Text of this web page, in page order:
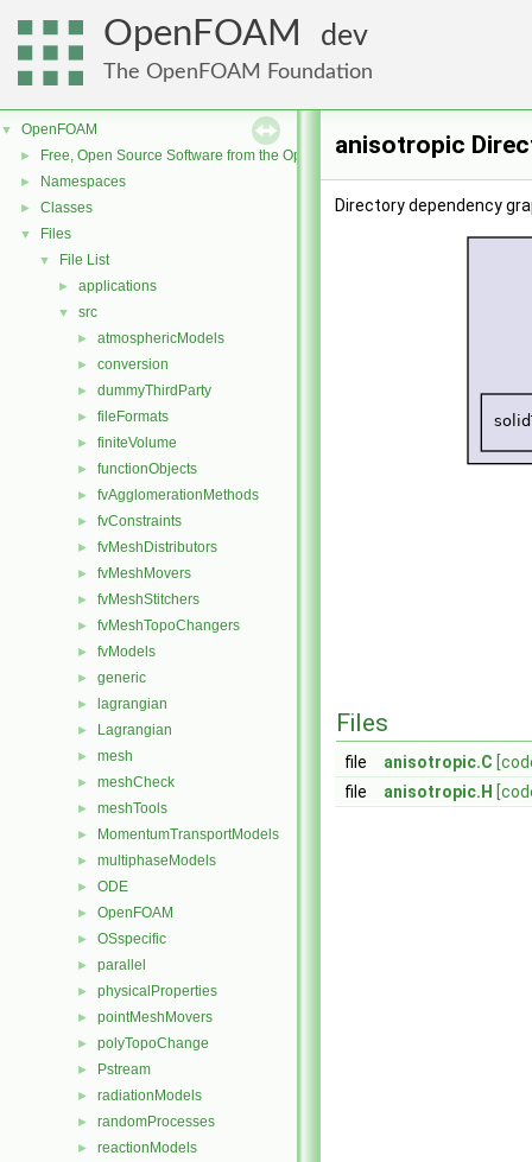
OpenFOAM dev
The OpenFOAM Foundation
▼ OpenFOAM
► Free, Open Source Software from the OpenFOAM Foundation
► Namespaces
► Classes
▼ Files
▼ File List
► applications
▼ src
► atmosphericModels
► conversion
► dummyThirdParty
► fileFormats
► finiteVolume
► functionObjects
► fvAgglomerationMethods
► fvConstraints
► fvMeshDistributors
► fvMeshMovers
► fvMeshStitchers
► fvMeshTopoChangers
► fvModels
► generic
► lagrangian
► Lagrangian
► mesh
► meshCheck
► meshTools
► MomentumTransportModels
► multiphaseModels
► ODE
► OpenFOAM
► OSspecific
► parallel
► physicalProperties
► pointMeshMovers
► polyTopoChange
► Pstream
► radiationModels
► randomProcesses
► reactionModels
anisotropic
Directory dependency
Files
file anisotropic.C
file
anisotropic.H